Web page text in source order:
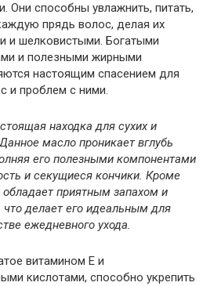
Они способны увлажнить, питать,
прядь волос, делая их
и шелковистыми. Богатыми
и полезными жирными
настоящим спасением для
и проблем с ними.
находка для сухих и
масло проникает вглубь
его полезными компонентами
и секущиеся кончики. Кроме
обладает приятным запахом и
что делает его идеальным для
ежедневного ухода.
витамином Е и
кислотами, способно укрепить